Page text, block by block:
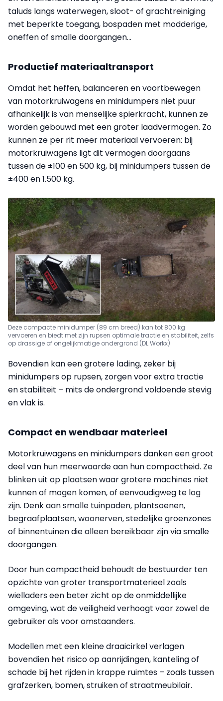
taluds langs waterwegen, sloot- of grachtreiniging
met beperkte toegang, bospaden met modderige,
oneffen of smalle doorgangen...
Productief materiaaltransport
Omdat het heffen, balanceren en voortbewegen
van motorkruiwagens en minidumpers niet puur
afhankelijk is van menselijke spierkracht, kunnen ze
worden gebouwd met een groter laadvermogen. Zo
kunnen ze per rit meer materiaal vervoeren: bij
motorkruiwagens ligt dit vermogen doorgaans
tussen de ±100 en 500 kg, bij minidumpers tussen de
±400 en 1.500 kg.
Deze compacte minidumper (89 cm breed) kan tot 800 kg
vervoeren en biedt met zijn rupsen optimale tractie en stabiliteit, zelfs
op drassige of ongelijkmatige ondergrond (DL Workx)
Bovendien kan een grotere lading, zeker bij
minidumpers op rupsen, zorgen voor extra tractie
en stabiliteit – mits de ondergrond voldoende stevig
en vlak is.
Compact en wendbaar materieel
Motorkruiwagens en minidumpers danken een groot
deel van hun meerwaarde aan hun compactheid. Ze
blinken uit op plaatsen waar grotere machines niet
kunnen of mogen komen, of eenvoudigweg te log
zijn. Denk aan smalle tuinpaden, plantsoenen,
begraafplaatsen, woonerven, stedelijke groenzones
of binnentuinen die alleen bereikbaar zijn via smalle
doorgangen.
Door hun compactheid behoudt de bestuurder ten
opzichte van groter transportmaterieel zoals
wielladers een beter zicht op de onmiddellijke
omgeving, wat de veiligheid verhoogt voor zowel de
gebruiker als voor omstaanders.
Modellen met een kleine draaicirkel verlagen
bovendien het risico op aanrijdingen, kanteling of
schade bij het rijden in krappe ruimtes – zoals tussen
grafzerken, bomen, struiken of straatmeubilair.